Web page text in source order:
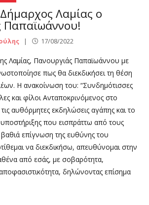
Λαμίας ο
Παπαϊωάννου!
17/08/2022
Λαμίας, Πανουργιάς Παπαϊωάννου με
πως θα διεκδικήσει τη θέση
Η ανακοίνωση του: “Συνδημότισσες
και φίλοι Ανταποκρινόμενος στο
αυθόρμητες εκδηλώσεις αγάπης και το
που εισπράττω από τους
επίγνωση της ευθύνης του
να διεκδικήσω, απευθύνομαι στην
από εσάς, με σοβαρότητα,
δηλώνοντας επίσημα